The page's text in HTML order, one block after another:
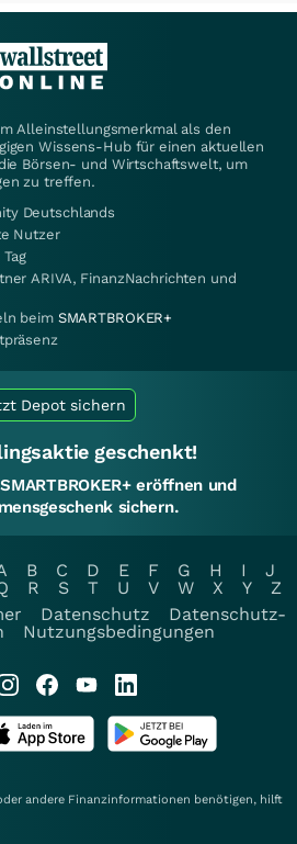
Alleinstellungsmerkmal als den
Wissens-Hub für einen aktuellen
Börsen- und Wirtschaftswelt, um
zu treffen.
Deutschlands
Nutzer
ARIVA, FinanzNachrichten und
beim SMARTBROKER+
Depot sichern
geschenkt!
eröffnen und
sichern.
B C D E F G H I
J
R S T U V W X Y
Z
Datenschutz
Datenschutz-
Nutzungsbedingungen
andere Finanzinformationen benötigen, hilft